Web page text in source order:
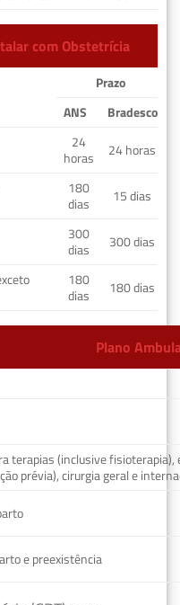
com Obstetrícia
Prazo
ANS
Bradesco
24
horas
24 horas
180
dias
15 dias
300
dias
300 dias
180
dias
180 dias
Plano
terapias (inclusive fisioterapia),
prévia), cirurgia geral e
e preexistência